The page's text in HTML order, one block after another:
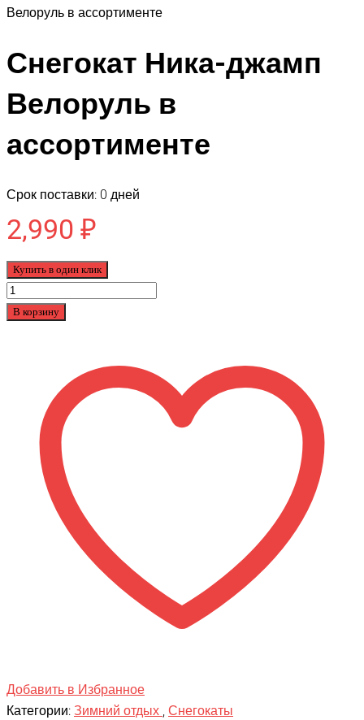
Велоруль в ассортименте
Снегокат Ника-джамп
Велоруль в
ассортименте
Срок поставки: 0 дней
2,990 ₽
Купить в один клик
Количество
товара
Велоруль
ассортименте
В корзину
Добавить в Избранное
Категории: Зимний отдых , Снегокаты